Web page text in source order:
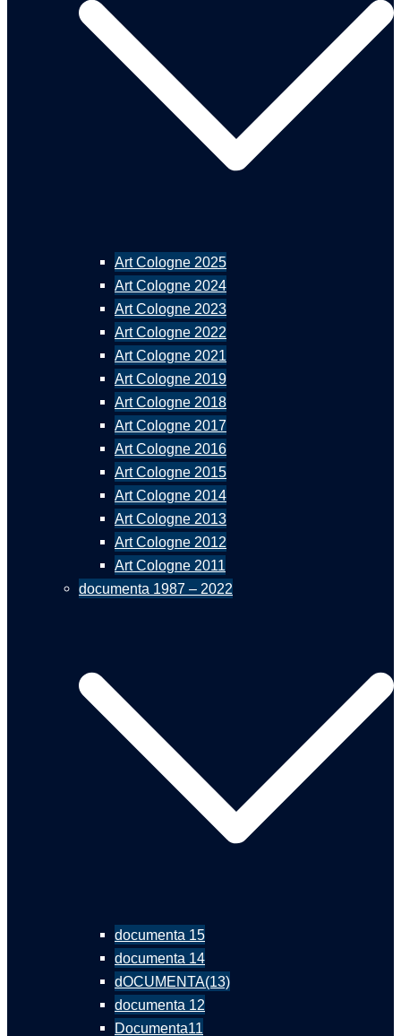
Art Cologne 2025
Art Cologne 2024
Art Cologne 2023
Art Cologne 2022
Art Cologne 2021
Art Cologne 2019
Art Cologne 2018
Art Cologne 2017
Art Cologne 2016
Art Cologne 2015
Art Cologne 2014
Art Cologne 2013
Art Cologne 2012
Art Cologne 2011
documenta 1987 – 2022
documenta 15
documenta 14
dOCUMENTA(13)
documenta 12
Documenta11